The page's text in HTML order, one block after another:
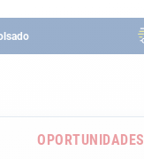
OPORTUNIDADES